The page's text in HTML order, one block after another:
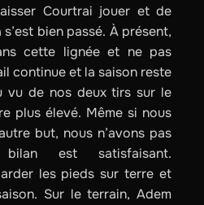
Courtrai jouer et de
bien passé. À présent,
cette lignée et ne pas
continue et la saison reste
vu de nos deux tirs sur le
plus élevé. Même si nous
but, nous n’avons pas
est satisfaisant.
les pieds sur terre et
Sur le terrain, Adem